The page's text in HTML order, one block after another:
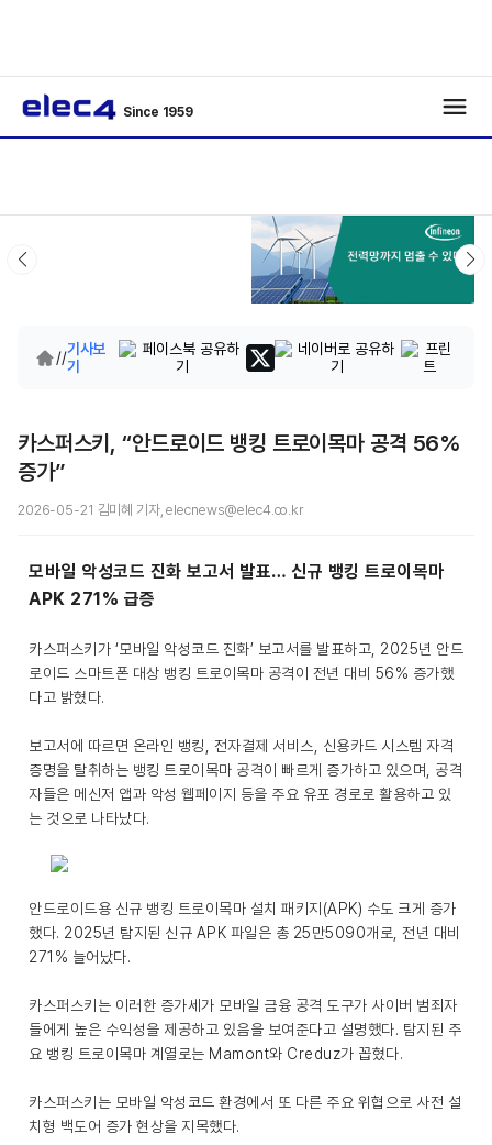
Since 1959
//기사보
기
카스퍼스키, “안드로이드 뱅킹 트로이목마 공격 56%
증가”
2026-05-21 김미혜 기자, elecnews@elec4.co.kr
모바일 악성코드 진화 보고서 발표… 신규 뱅킹 트로이목마
APK 271% 급증
카스퍼스키가 ‘모바일 악성코드 진화’ 보고서를 발표하고, 2025년 안드
로이드 스마트폰 대상 뱅킹 트로이목마 공격이 전년 대비 56% 증가했
다고 밝혔다.
보고서에 따르면 온라인 뱅킹, 전자결제 서비스, 신용카드 시스템 자격
증명을 탈취하는 뱅킹 트로이목마 공격이 빠르게 증가하고 있으며, 공격
자들은 메신저 앱과 악성 웹페이지 등을 주요 유포 경로로 활용하고 있
는 것으로 나타났다.
안드로이드용 신규 뱅킹 트로이목마 설치 패키지(APK) 수도 크게 증가
했다. 2025년 탐지된 신규 APK 파일은 총 25만5090개로, 전년 대비
271% 늘어났다.
카스퍼스키는 이러한 증가세가 모바일 금융 공격 도구가 사이버 범죄자
들에게 높은 수익성을 제공하고 있음을 보여준다고 설명했다. 탐지된 주
요 뱅킹 트로이목마 계열로는 Mamont와 Creduz가 꼽혔다.
카스퍼스키는 모바일 악성코드 환경에서 또 다른 주요 위협으로 사전 설
치형 백도어 증가 현상을 지목했다.